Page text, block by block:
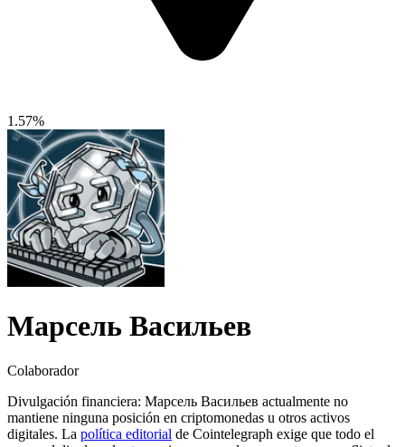
1.57%
Марсель Васильев
Colaborador
Divulgación financiera: Марсель Васильев actualmente no
mantiene ninguna posición en criptomonedas u otros activos
digitales. La política editorial de Cointelegraph exige que todo el